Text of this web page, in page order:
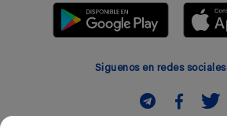
Siguenos en redes sociales